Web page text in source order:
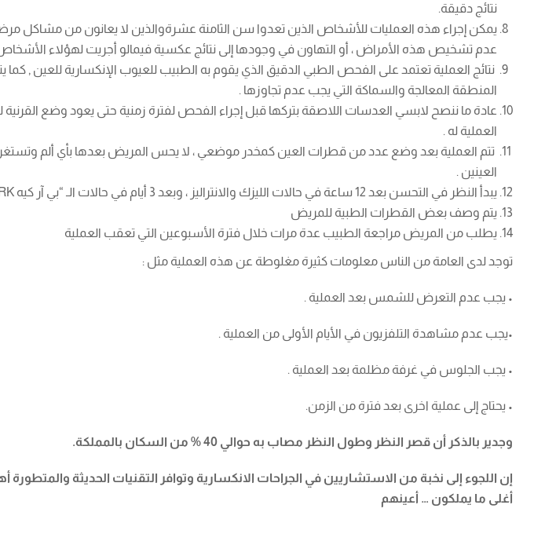
نتائج دقيقة.
يمكن إجراء هذه العمليات للأشخاص الذين تعدوا سن الثامنة عشرةوالذين لا يعانون من مشاكل
عدم تشخيص هذه الأمراض ، أو التهاون في وجودها إلى نتائج عكسية فيمالو أجريت لهؤلاء
نتائج العملية تعتمد على الفحص الطبي الدقيق الذي يقوم به الطبيب للعيوب الإنكسارية للعين ,
المنطقة المعالجة والسماكة التي يجب عدم تجاوزها .
عادة ما ننصح لابسي العدسات اللاصقة بتركها قبل إجراء الفحص لفترة زمنية حتى يعود وضع
العملية له .
العينين .
يبدأ النظر في التحسن بعد 12 ساعة في حالات الليزك والانتراليز ، وبعد 3 أيام في حالات الـ “بي آر كيه PRK ” و اللاسك Lasek
يتم وصف بعض القطرات الطبية للمريض
يطلب من المريض مراجعة الطبيب عدة مرات خلال فترة الأسبوعين التي تعقب العملية
توجد لدى العامة من الناس معلومات كثيرة مغلوطة عن هذه العملية مثل :
• يجب عدم التعرض للشمس بعد العملية .
•يجب عدم مشاهدة التلفزيون في الأيام الأولى من العملية .
• يجب الجلوس في غرفة مظلمة بعد العملية .
• يحتاج إلى عملية اخرى بعد فترة من الزمن.
وجدير بالذكر أن قصر النظر وطول النظر مصاب به حوالي 40 % من السكان بالمملكة.
إن اللجوء إلى نخبة من الاستشاريين في الجراحات الانكسارية وتوافر التقنيات الحديثة
أغلى ما يملكون … أعينهم